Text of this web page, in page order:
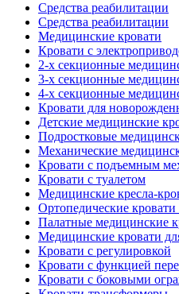
Средства реабилитации
Средства реабилитации
Медицинские кровати
Кровати с
2-х секционные
3-х секционные
4-х секционные
Кровати для
Детские медицинские
Подростковые
Механические
Кровати с подъемным
Кровати с туалетом
Медицинские крeсла-
Ортопедические
Палатные медицинские
Медицинские кровати
Кровати с регулировкой
Кровати с функцией
Кровати с боковыми